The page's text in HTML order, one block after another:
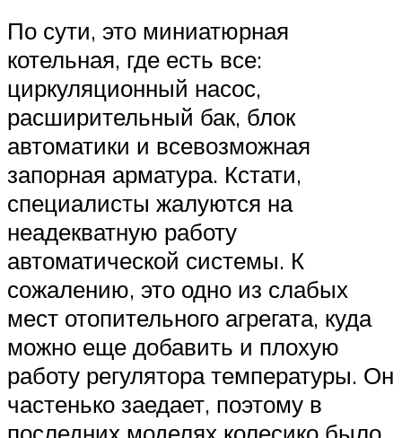
По сути, это миниатюрная
котельная, где есть все:
циркуляционный насос,
расширительный бак, блок
автоматики и всевозможная
запорная арматура. Кстати,
специалисты жалуются на
неадекватную работу
автоматической системы. К
сожалению, это одно из слабых
мест отопительного агрегата, куда
можно еще добавить и плохую
работу регулятора температуры. Он
частенько заедает, поэтому в